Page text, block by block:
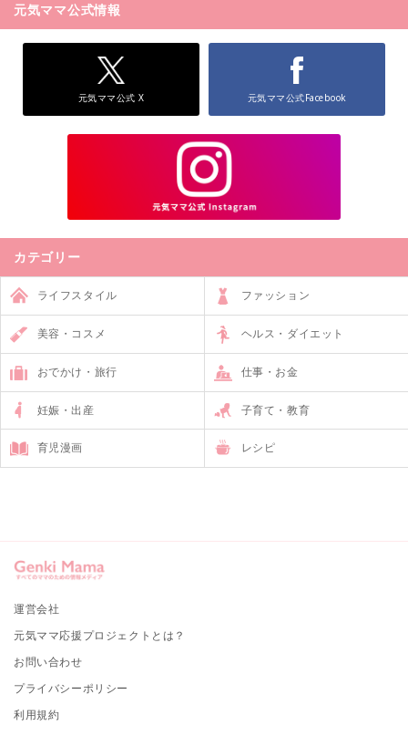
元気ママ公式情報
元気ママ公式 X 元気ママ公式Facebook
カテゴリー
ライフスタイル ファッション
美容・コスメ ヘルス・ダイエット
おでかけ・旅行 仕事・お金
妊娠・出産 子育て・教育
育児漫画 レシピ
運営会社
元気ママ応援プロジェクトとは？
お問い合わせ
プライバシーポリシー
利用規約